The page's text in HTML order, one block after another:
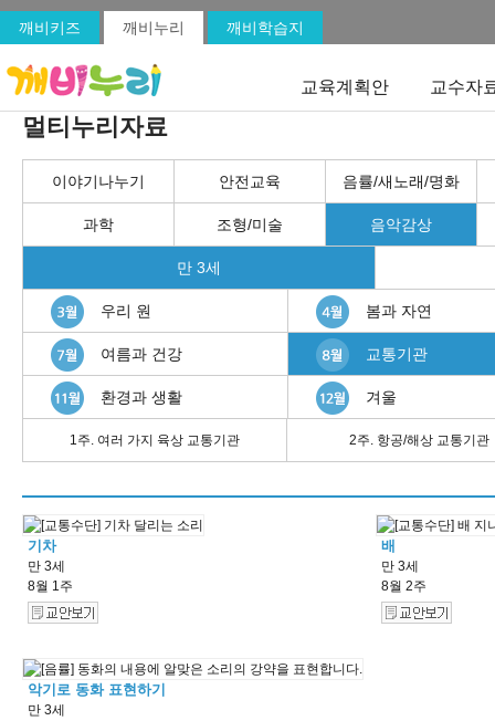
깨비키즈 깨비누리 깨비학습지
교육계획안 교수자
멀티누리자료
이야기나누기 안전교육 음률/새노래/명화
과학 조형/미술 음악감상
만 3세
우리 원 봄과 자연
여름과 건강 교통기관
환경과 생활 겨울
1주. 여러 가지 육상 교통기관 2주. 항공/해상 교통기관
기차
만 3세
8월 1주
배
만 3세
8월 2주
악기로 동화 표현하기
만 3세